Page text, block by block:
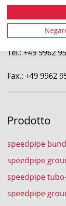
a
Am Schaidweg 7
94559
Tel.: +49 9962
Fax.: +49 9962
Prodotto
speedpipe
speedpipe
speedpipe
speedpipe